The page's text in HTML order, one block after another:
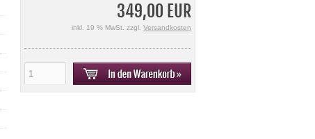
349,00 EUR
inkl. 19 % MwSt. zzgl. Versandkosten